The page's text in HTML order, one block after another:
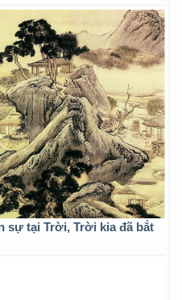
sự tại Trời, Trời kia đã bắt